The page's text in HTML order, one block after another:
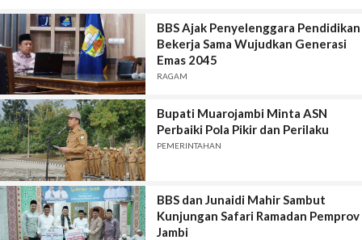
BBS Ajak Penyelenggara Pendidikan
Bekerja Sama Wujudkan Generasi
Emas 2045
RAGAM
Bupati Muarojambi Minta ASN
Perbaiki Pola Pikir dan Perilaku
PEMERINTAHAN
BBS dan Junaidi Mahir Sambut
Kunjungan Safari Ramadan Pemprov
Jambi